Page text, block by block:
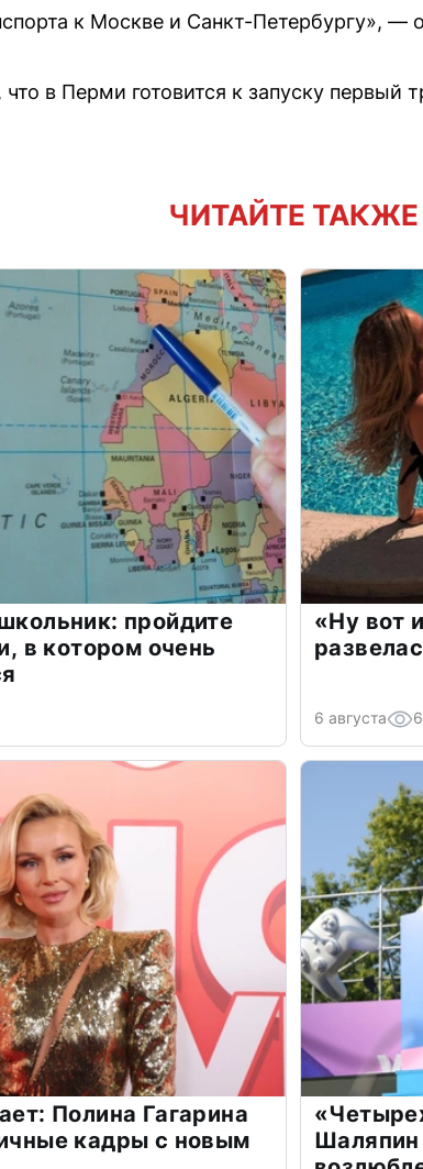
к Москве и Санкт-Петербургу», —
в Перми готовится к запуску первый
ЧИТАЙТЕ ТАКЖЕ
пройдите
в котором очень
«Ну вот
6 августа
Полина Гагарина
кадры с новым
Шаляпин